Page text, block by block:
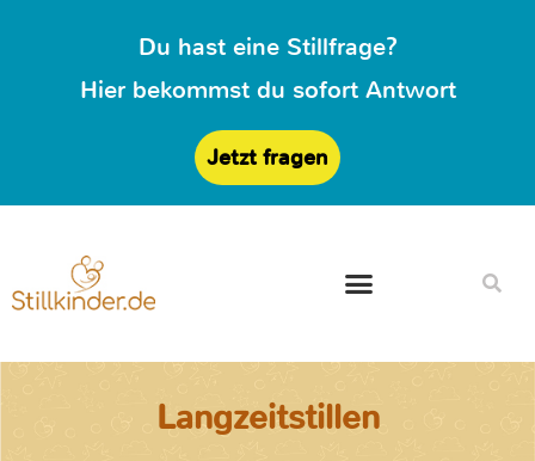
Du hast eine Stillfrage?
Hier bekommst du sofort Antwort
Jetzt fragen
Langzeitstillen